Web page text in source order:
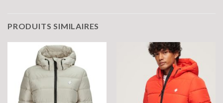
PRODUITS SIMILAIRES